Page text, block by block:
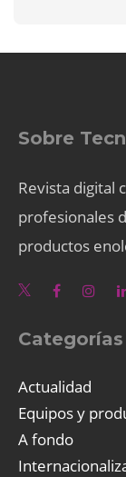
Sobre
Revista digital
profesionales
productos
Categorías
Actualidad
Equipos y
A fondo